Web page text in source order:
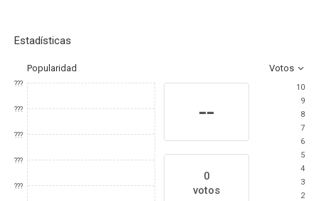
Estadísticas
Popularidad Votos
???
???
???
???
???
--
0
votos
10
9
8
7
6
5
4
3
2